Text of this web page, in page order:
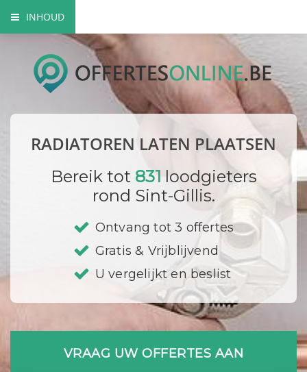
INHOUD
Voordelen radiator
Plaatsing radiatoren
Vermogen berekenen
Thermostaat
Voorbeelden
RADIATOREN LATEN PLAATSEN
Bereik tot 831 loodgieters
rond Sint-Gillis.
Ontvang tot 3 offertes
Gratis & Vrijblijvend
U vergelijkt en beslist
VRAAG UW OFFERTES AAN